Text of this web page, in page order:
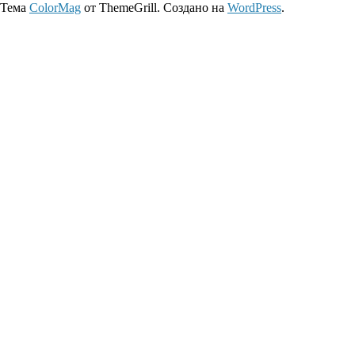
Тема ColorMag от ThemeGrill. Создано на WordPress.